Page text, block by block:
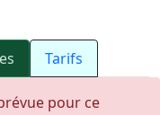
Tarifs
pour ce